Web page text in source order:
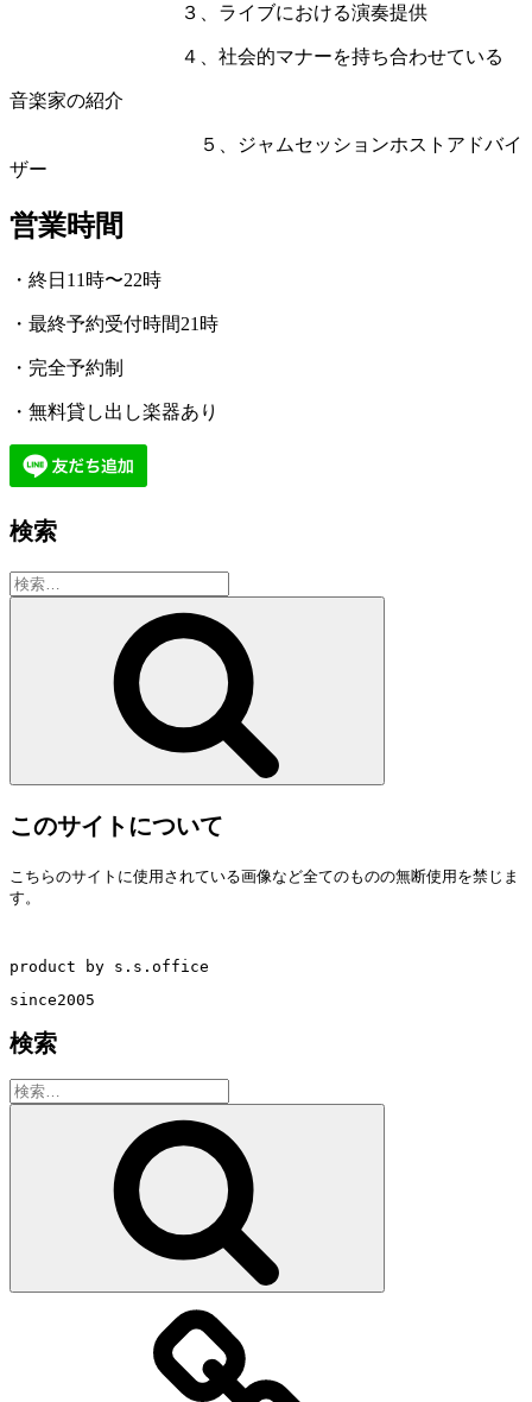
３、ライブにおける演奏提供
４、社会的マナーを持ち合わせている
音楽家の紹介
５、ジャムセッションホストアドバイ
ザー
営業時間
・終日11時〜22時
・最終予約受付時間21時
・完全予約制
・無料貸し出し楽器あり
検索
検
索:
このサイトについて
こちらのサイトに使用されている画像など全てのものの無断使用を禁じま
す。
product by s.s.office
since2005
検索
検
索: